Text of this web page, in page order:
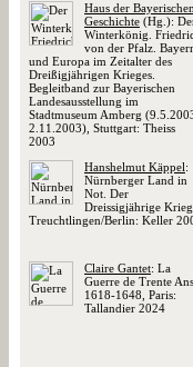
Haus der Bayerischen
Geschichte (Hg.):
Winterkönig.
von der Pfalz.
und Europa im Zeitalter des
Dreißigjährigen Krieges.
Begleitband zur Bayerischen
Landesausstellung im
Stadtmuseum Amberg
2.11.2003), Stuttgart: Theiss
2003
Hanshelmut Käppel:
Nürnberger Land in
Not. Der
Dreissigjährige Krieg,
Treuchtlingen/Berlin: Keller
Claire Gantet: La
Guerre de Trente Ans
1618-1648, Paris:
Tallandier 2024